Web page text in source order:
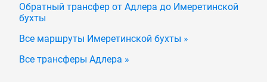
Обратный трансфер от Адлера до Имеретинской
бухты
Все маршруты Имеретинской бухты »
Все трансферы Адлера »